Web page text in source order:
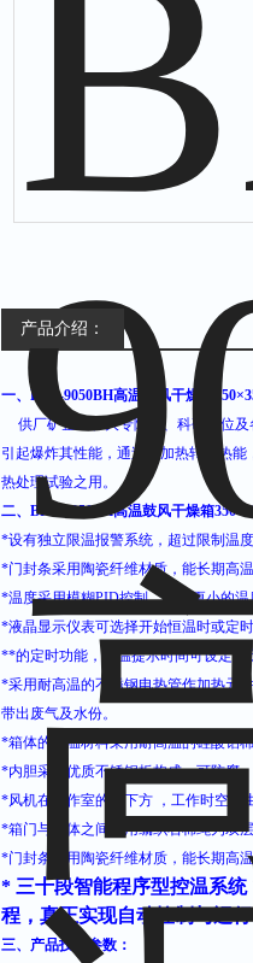
产品介绍：
一、 BPG-9050BH高温鼓风干燥箱
供厂矿企业、大专院校、科研单位
引起爆炸其性能，通过电加热转变热能
热处理试验之用。
二、 BPG-9050BH高温鼓风干燥箱
*设有独立限温报警系统，超过限制温
*门封条采用陶瓷纤维材质，能长期高
*温度采用模糊PID控制，具有更小的温
*液晶显示仪表可选择开始恒温时或定
**的定时功能，恒温提示时间可设定
*采用耐高温的不锈钢电热管作加热元
带出废气及水份。
*箱体的保温材料采用耐高温的硅酸铝
*内胆采用优质不锈钢板构成，可防腐
*风机在工作室的侧下方 ，工作时空气
*箱门与箱体之间采用编织石棉绳为双
*门封条采用陶瓷纤维材质，能长期高
* 三十段智能程序型控温系
程，真正实现自动控制与运行
三、产品技术参数：